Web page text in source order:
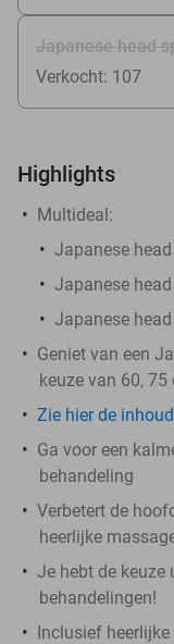
Japanese head
Verkocht: 107
Highlights
Multideal:
Japanese
Japanese
Japanese
Geniet van een
keuze van 60,
Zie hier de
Ga voor een
behandeling
Verbetert de
heerlijke
Je hebt de
behandelingen!
Inclusief